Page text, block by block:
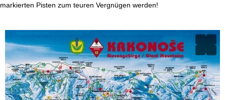
markierten Pisten zum teuren Vergnügen werden!